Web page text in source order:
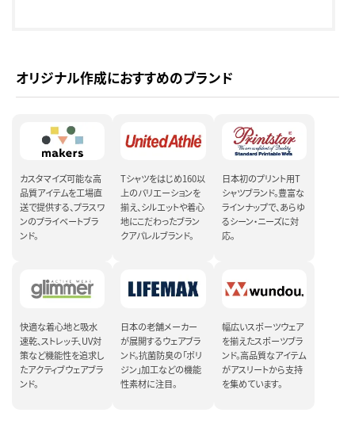
オリジナル作成におすすめのブランド
カスタマイズ可能な高
品質アイテムを工場直
送で提供する、プラスワ
ンのプライベートブラ
ンド。
Tシャツをはじめ160以
上のバリエーションを
揃え、シルエットや着心
地にこだわったブラン
クアパレルブランド。
日本初のプリント用T
シャツブランド。豊富な
ラインナップで、あらゆ
るシーン・ニーズに対
応。
快適な着心地と吸水
速乾、ストレッチ、UV対
策など機能性を追求し
たアクティブウェアブラ
ンド。
日本の老舗メーカー
が展開するウェアブラ
ンド。抗菌防臭の「ポリ
ジン」加工などの機能
性素材に注目。
幅広いスポーツウェア
を揃えたスポーツブラ
ンド。高品質なアイテム
がアスリートから支持
を集めています。